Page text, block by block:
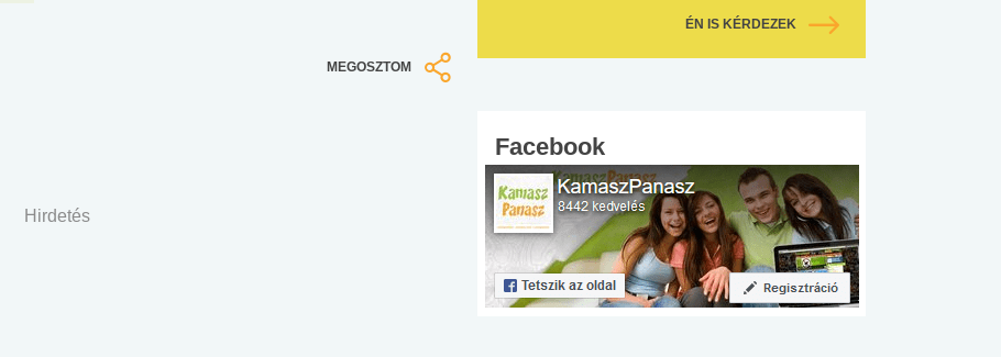
MEGOSZTOM
Hirdetés
ÉN IS KÉRDEZEK
Facebook